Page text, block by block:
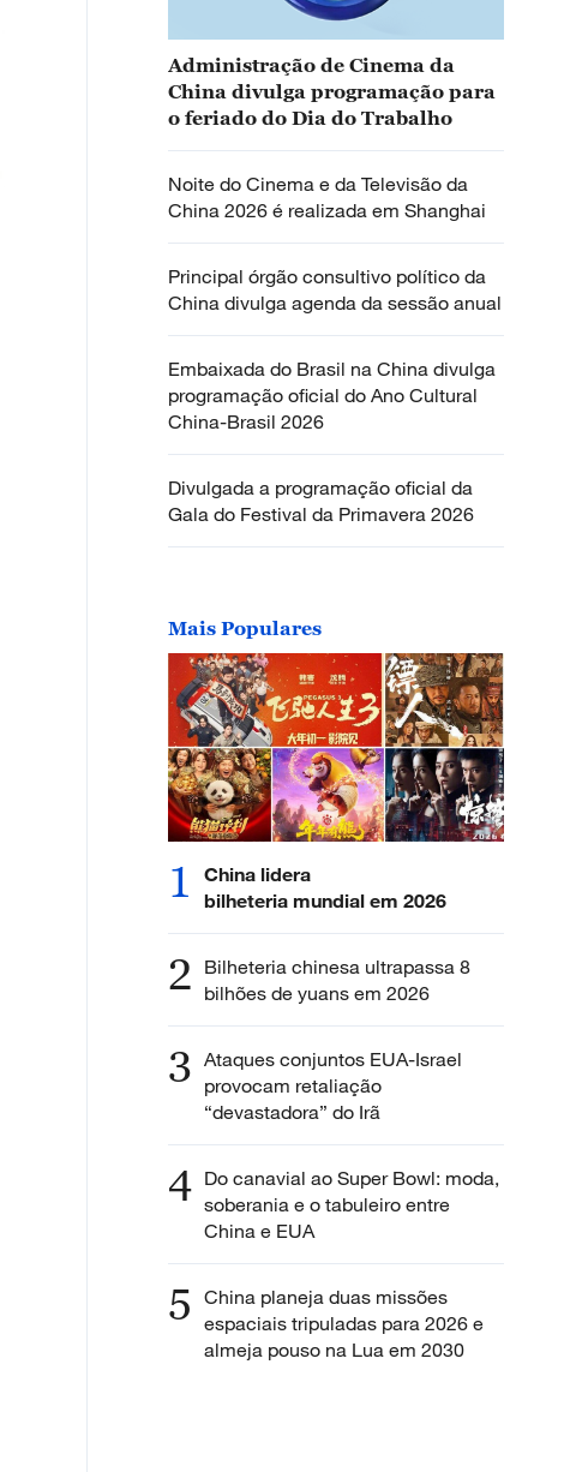
Administração de Cinema da
China divulga programação para
o feriado do Dia do Trabalho
Noite do Cinema e da Televisão da
China 2026 é realizada em Shanghai
Principal órgão consultivo político da
China divulga agenda da sessão anual
Embaixada do Brasil na China divulga
programação oficial do Ano Cultural
China-Brasil 2026
Divulgada a programação oficial da
Gala do Festival da Primavera 2026
Mais Populares
1
China lidera
bilheteria mundial em 2026
2 Bilheteria chinesa ultrapassa 8
bilhões de yuans em 2026
3 Ataques conjuntos EUA-Israel
provocam retaliação
“devastadora” do Irã
4 Do canavial ao Super Bowl: moda,
soberania e o tabuleiro entre
China e EUA
5 China planeja duas missões
espaciais tripuladas para 2026 e
almeja pouso na Lua em 2030